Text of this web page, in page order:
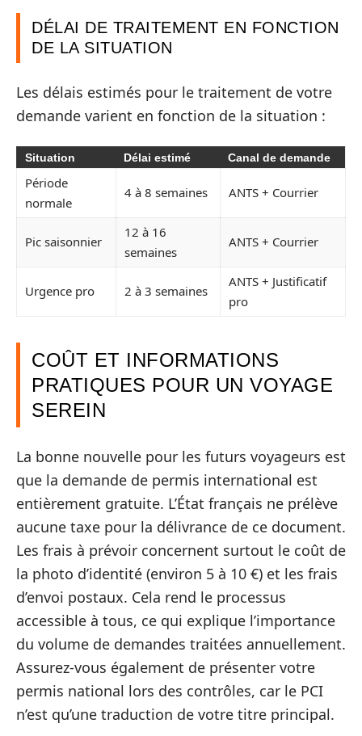
DÉLAI DE TRAITEMENT EN FONCTION
DE LA SITUATION
Les délais estimés pour le traitement de votre
demande varient en fonction de la situation :
Situation Délai estimé Canal de demande
Période
normale
4 à 8 semaines ANTS + Courrier
Pic saisonnier
12 à 16
semaines
ANTS + Courrier
Urgence pro 2 à 3 semaines
ANTS + Justificatif
pro
COÛT ET INFORMATIONS
PRATIQUES POUR UN VOYAGE
SEREIN
La bonne nouvelle pour les futurs voyageurs est
que la demande de permis international est
entièrement gratuite. L’État français ne prélève
aucune taxe pour la délivrance de ce document.
Les frais à prévoir concernent surtout le coût de
la photo d’identité (environ 5 à 10 €) et les frais
d’envoi postaux. Cela rend le processus
accessible à tous, ce qui explique l’importance
du volume de demandes traitées annuellement.
Assurez-vous également de présenter votre
permis national lors des contrôles, car le PCI
n’est qu’une traduction de votre titre principal.